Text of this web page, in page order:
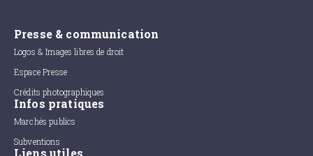
Presse & communication
Logos & Images libres de droit
Espace Presse
Crédits photographiques
Infos pratiques
Marchés publics
Subventions
Liens utiles